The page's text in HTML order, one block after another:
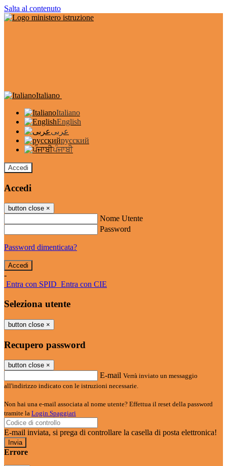
Salta al contenuto
Italiano
Italiano
English
عربى
русский
ਪੰਜਾਬੀ
Accedi
Accedi
button close ×
Nome Utente
Password
Password dimenticata?
-
Entra con SPID Entra con CIE
Seleziona utente
button close ×
Recupero password
button close ×
E-mail Verrà inviato un messaggio
all'indirizzo indicato con le istruzioni necessarie.
Non hai una e-mail associata al nome utente? Effettua il reset della password
tramite la Login Spaggiari
E-mail inviata, si prega di controllare la casella di posta elettronica!
Errore